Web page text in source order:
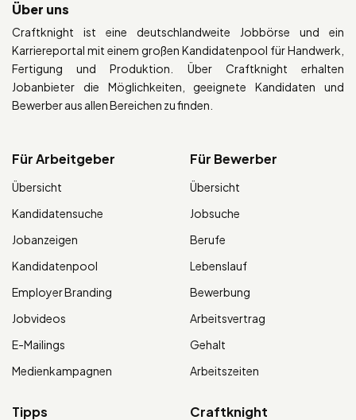
Über uns
Craftknight ist eine deutschlandweite Jobbörse und ein
Karriereportal mit einem großen Kandidatenpool für Handwerk,
Fertigung und Produktion. Über Craftknight erhalten
Jobanbieter die Möglichkeiten, geeignete Kandidaten und
Bewerber aus allen Bereichen zu finden.
Für Arbeitgeber
Übersicht
Kandidatensuche
Jobanzeigen
Kandidatenpool
Employer Branding
Jobvideos
E-Mailings
Medienkampagnen
Für Bewerber
Übersicht
Jobsuche
Berufe
Lebenslauf
Bewerbung
Arbeitsvertrag
Gehalt
Arbeitszeiten
Tipps Craftknight